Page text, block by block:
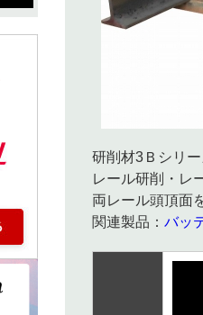
研削材3Ｂシリ
レール研削・レ
両レール頭頂面
関連製品： バッ